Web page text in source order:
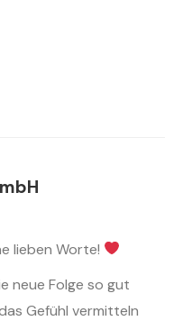
lieben Worte!
neue Folge so gut
Gefühl vermitteln